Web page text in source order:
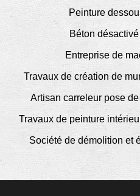
Peinture
Béton
Entreprise de
Travaux de création de
Artisan carreleur pose
Travaux de peinture
Société de démolition et